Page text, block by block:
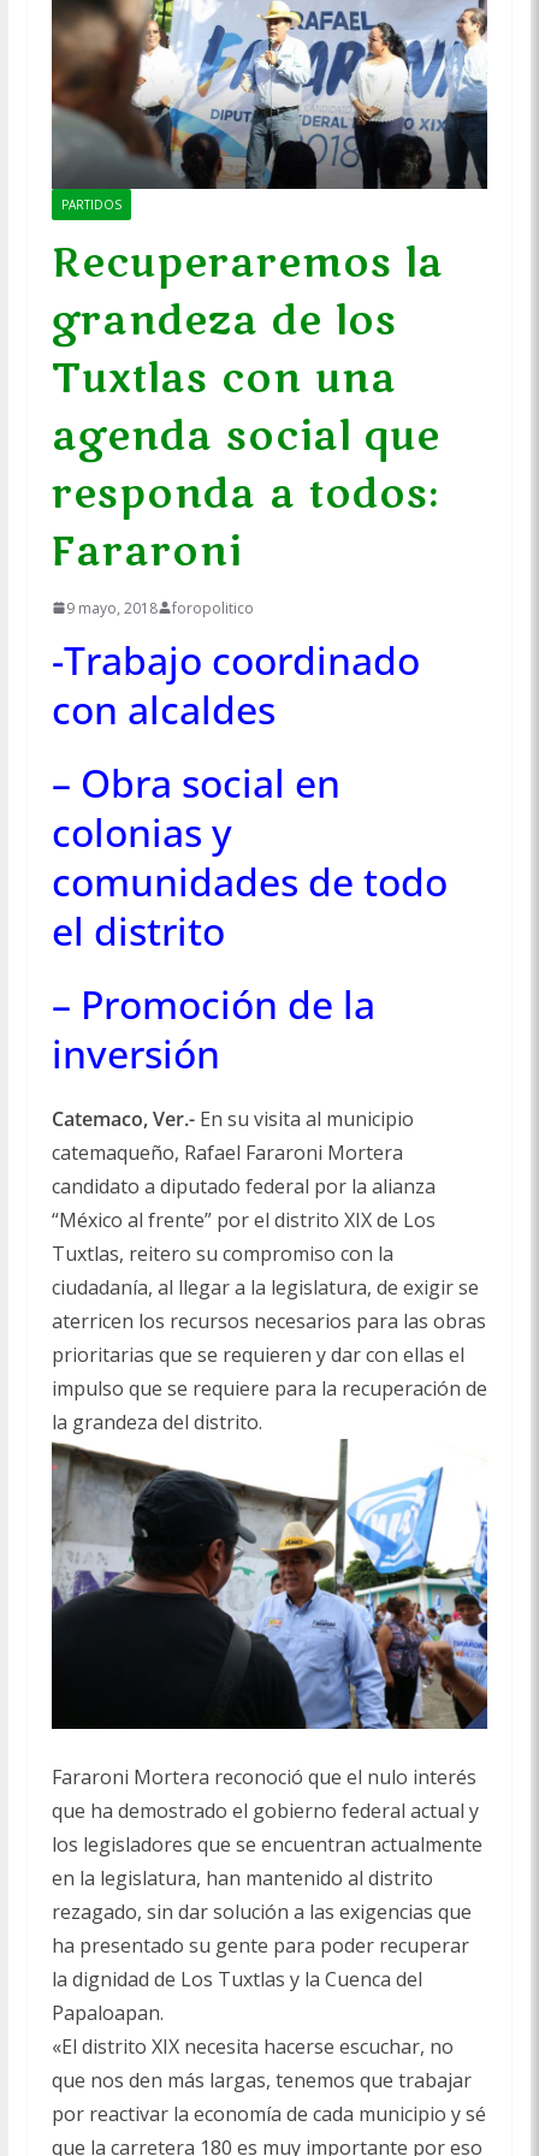
PARTIDOS
Recuperaremos la
grandeza de los
Tuxtlas con una
agenda social que
responda a todos:
Fararoni
9 mayo, 2018 foropolitico
-Trabajo coordinado
con alcaldes
– Obra social en
colonias y
comunidades de todo
el distrito
– Promoción de la
inversión
Catemaco, Ver.-En su visita al municipio
catemaqueño, Rafael Fararoni Mortera
candidato a diputado federal por la alianza
“México al frente” por el distrito XIX de Los
Tuxtlas, reitero su compromiso con la
ciudadanía, al llegar a la legislatura, de exigir se
aterricen los recursos necesarios para las obras
prioritarias que se requieren y dar con ellas el
impulso que se requiere para la recuperación de
la grandeza del distrito.
Fararoni Mortera reconoció que el nulo interés
que ha demostrado el gobierno federal actual y
los legisladores que se encuentran actualmente
en la legislatura, han mantenido al distrito
rezagado, sin dar solución a las exigencias que
ha presentado su gente para poder recuperar
la dignidad de Los Tuxtlas y la Cuenca del
Papaloapan.
«El distrito XIX necesita hacerse escuchar, no
que nos den más largas, tenemos que trabajar
por reactivar la economía de cada municipio y sé
que la carretera 180 es muy importante por eso